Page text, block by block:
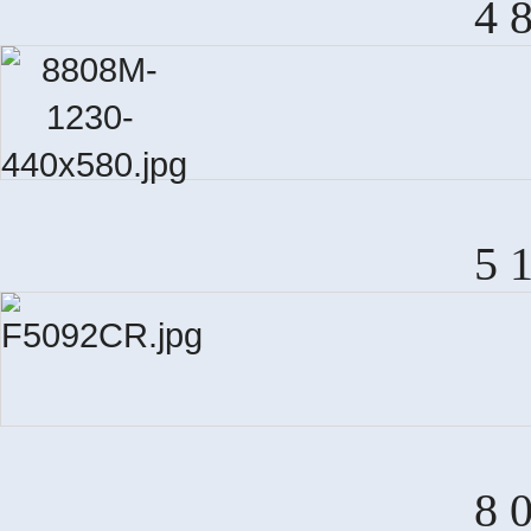
4
5
8